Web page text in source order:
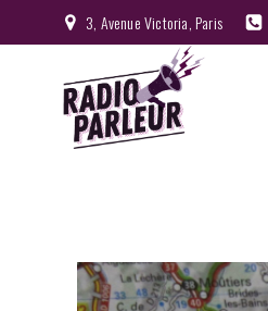
3, Avenue Victoria, Paris